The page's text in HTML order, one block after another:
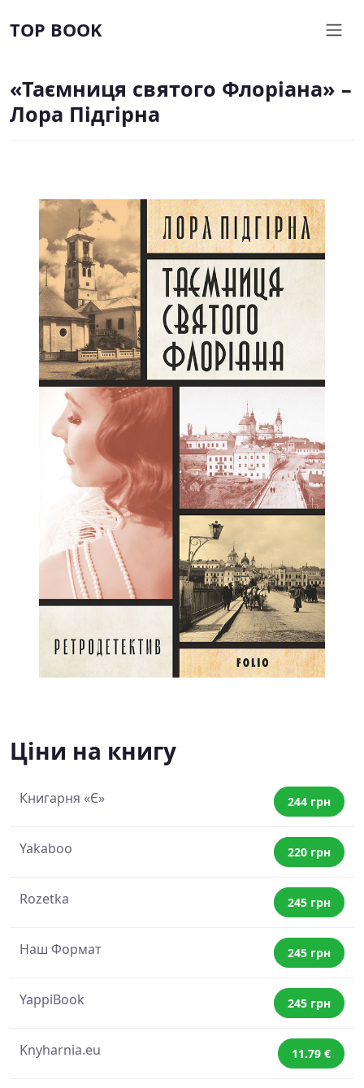
TOP BOOK
«Таємниця святого Флоріана» –
Лора Підгірна
Ціни на книгу
Книгарня «Є» 244 грн
Yakaboo 220 грн
Rozetka 245 грн
Наш Формат 245 грн
YappiBook 245 грн
Knyharnia.eu 11.79 €